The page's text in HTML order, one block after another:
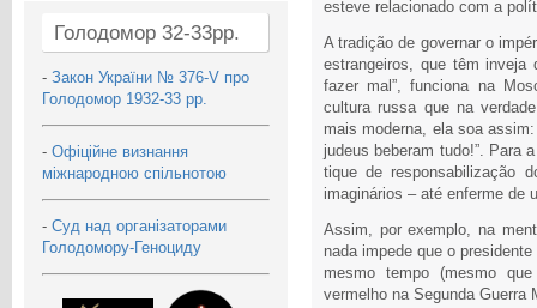
Голодомор 32-33рр.
- Закон України № 376-V про
Голодомор 1932-33 рр.
- Офіційне визнання
міжнародною спільнотою
- Суд над організаторами
Голодомору-Геноциду
esteve relacionado com a
A tradição de governar o
estrangeiros, que têm
fazer mal”, funciona na
cultura russa que na
mais moderna, ela soa
judeus beberam tudo!”. Para
tique de responsabilização
imaginários – até enferme de
Assim, por exemplo, na
nada impede que o
mesmo tempo (mesmo
vermelho na Segunda Guerra